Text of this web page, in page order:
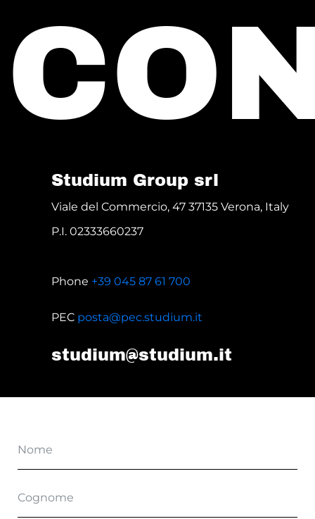
Studium Group srl
Viale del Commercio, 47 37135 Verona, Italy
P.I. 02333660237
Phone +39 045 87 61 700
PEC posta@pec.studium.it
studium@studium.it